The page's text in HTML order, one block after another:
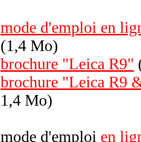
mode d'emploi en
(1,4 Mo)
brochure "Leica R9"
brochure "Leica R9
1,4 Mo)
mode d'emploi en